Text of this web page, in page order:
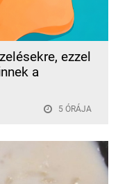
ezzel
a
5 ÓRÁJA